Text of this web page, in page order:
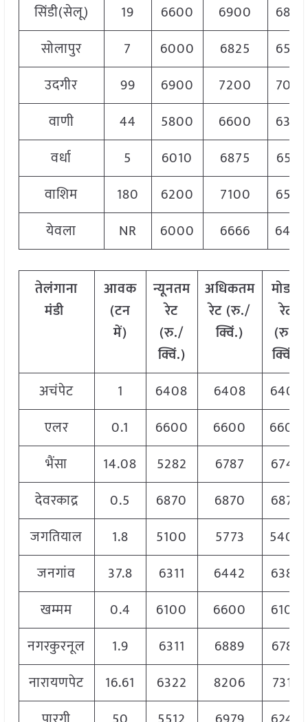
सिंडी(सेलू)
19 6600 6900
6800
सोलापुर
7 6000 6825
6500
उदगीर
99 6900 7200
7050
वाणी
44 5800 6600
6300
वर्धा
5 6010 6875
6550
वाशिम
180 6200 7100
6500
येवला
NR 6000 6666
तेलंगाना
मंडी
आवक
(टन
में)
न्यूनतम
रेट
(रु./
क्विं.)
अधिकतम
रेट (रु./
क्विं.)
मोडल
रेट
(रु./
क्विं.)
अचंपेट
1 6408 6408
6408
एलर
0.1 6600 6600
6600
भैंसा
14.08 5282 6787
6747
देवरकाद्र
0.5 6870 6870
6870
जगतियाल
1.8 5100 5773
5400
जनगांव
37.8 6311 6442
6389
खम्मम
0.4 6100 6600
6100
नगरकुरनूल
1.9 6311 6889
6789
नारायणपेट
16.61 6322 8206
7319